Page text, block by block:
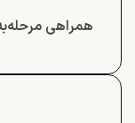
همراهی